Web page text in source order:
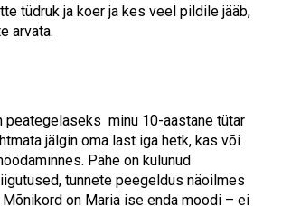
tüdruk ja koer ja kes veel pildile jääb,
arvata.
peategelaseks minu 10-aastane tütar
jälgin oma last iga hetk, kas või
Pähe on kulunud
tunnete peegeldus näoilmes
Mõnikord on Maria ise enda moodi – ei